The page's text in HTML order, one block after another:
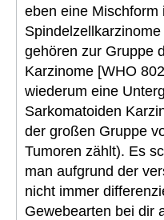
eben eine Mischform
gehören zur Gruppe
Karzinome [WHO
wiederum eine
Sarkomatoiden
der großen Gruppe
Tumoren zählt). Es
man aufgrund der
nicht immer
Gewebearten bei dir